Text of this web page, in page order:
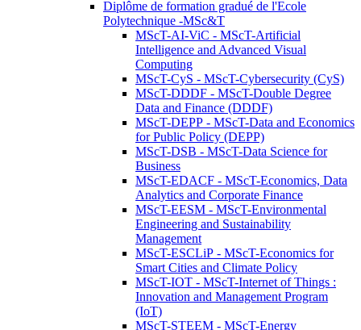
Diplôme de formation gradué de l'Ecole
Polytechnique -MSc&T
MScT-AI-ViC - MScT-Artificial
Intelligence and Advanced Visual
Computing
MScT-CyS - MScT-Cybersecurity (CyS)
MScT-DDDF - MScT-Double Degree
Data and Finance (DDDF)
MScT-DEPP - MScT-Data and Economics
for Public Policy (DEPP)
MScT-DSB - MScT-Data Science for
Business
MScT-EDACF - MScT-Economics, Data
Analytics and Corporate Finance
MScT-EESM - MScT-Environmental
Engineering and Sustainability
Management
MScT-ESCLiP - MScT-Economics for
Smart Cities and Climate Policy
MScT-IOT - MScT-Internet of Things :
Innovation and Management Program
(IoT)
MScT-STEEM - MScT-Energy